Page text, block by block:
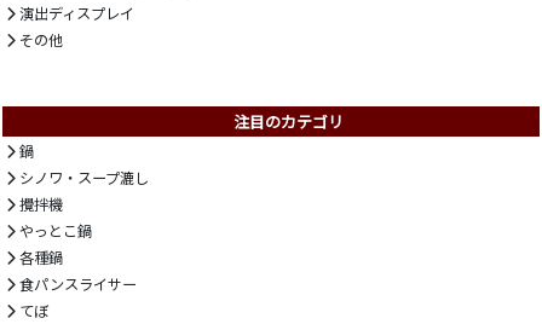
演出ディスプレイ
その他
注目のカテゴリ
鍋
シノワ・スープ漉し
攪拌機
やっとこ鍋
各種鍋
食パンスライサー
てぼ